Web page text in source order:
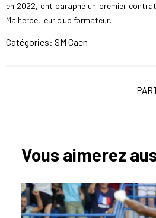
en 2022, ont paraphé un premier
Malherbe, leur club formateur.
Catégories: SM Caen
Vous aimerez